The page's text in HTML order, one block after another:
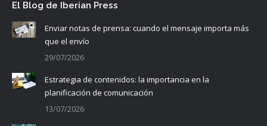
El Blog de Iberian Press
Enviar notas de prensa: cuando el mensaje importa más
que el envío
29/07/2026
Estrategia de contenidos: la importancia en la
planificación de comunicación
13/07/2026